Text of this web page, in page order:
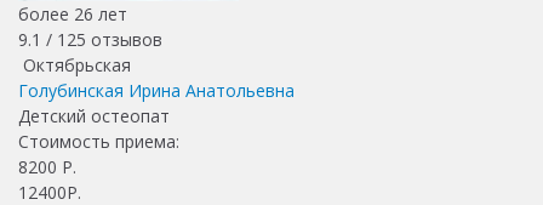
более 26 лет
9.1 / 125 отзывов
Октябрьская
Голубинская Ирина Анатольевна
Детский остеопат
Стоимость приема:
8200 Р.
12400Р.